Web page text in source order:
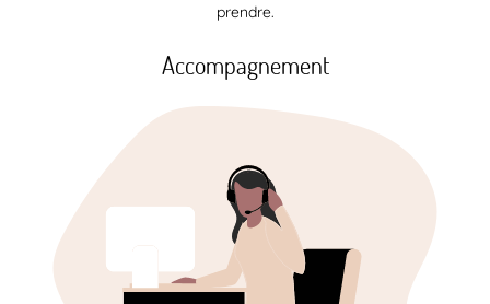
prendre.
Accompagnement